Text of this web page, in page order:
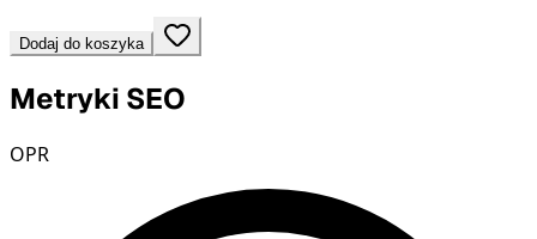
Dodaj do koszyka
Metryki SEO
OPR